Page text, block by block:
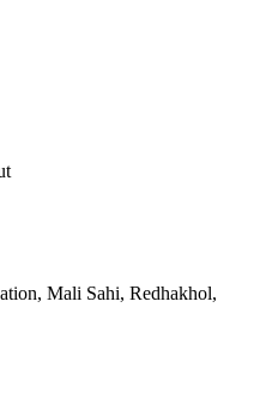
Mali Sahi, Redhakhol,